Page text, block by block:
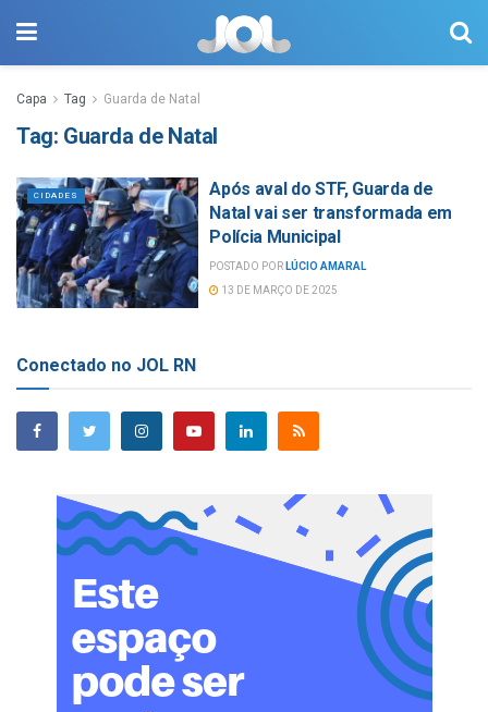
Capa Tag Guarda de Natal
Tag: Guarda de Natal
CIDADES
Após aval do STF, Guarda de
Natal vai ser transformada em
Polícia Municipal
POSTADO POR LÚCIO AMARAL
13 DE MARÇO DE 2025
Conectado no JOL RN